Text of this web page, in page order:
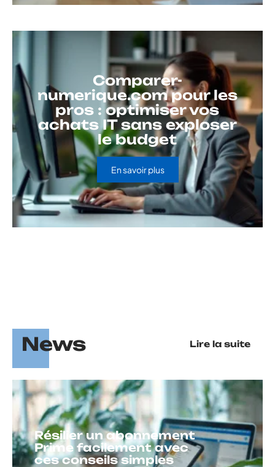
Comparer-
numerique.com pour les
pros : optimiser vos
achats IT sans exploser
le budget
En savoir plus
News Lire la suite
Résilier un abonnement
Prime facilement avec
ces conseils simples